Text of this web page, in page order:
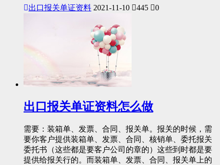
出口报关单证资料 2021-11-10 445 0
出口报关单证资料怎么做
需要：装箱单、发票、合同、报关单。报关的时候，需
要你客户提供装箱单、发票、合同、核销单、委托报关
委托书（这些都是要客户公司的章的）这些到时都是要
提供给报关行的。而装箱单、发票、合同、报关单上的